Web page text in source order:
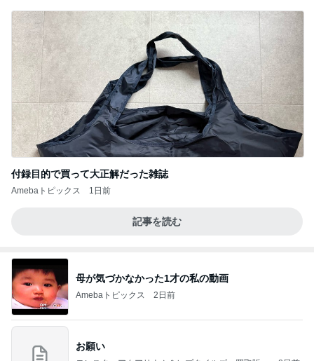
付録目的で買って大正解だった雑誌
Amebaトピックス 1日前
記事を読む
母が気づかなかった1才の私の動画
Amebaトピックス 2日前
お願い